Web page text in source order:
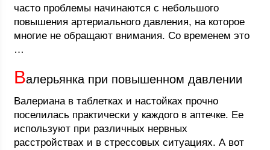
часто проблемы начинаются с небольшого
повышения артериального давления, на которое
многие не обращают внимания. Со временем это
…
Валерьянка при повышенном давлении
Валериана в таблетках и настойках прочно
поселилась практически у каждого в аптечке. Ее
используют при различных нервных
расстройствах и в стрессовых ситуациях. А вот